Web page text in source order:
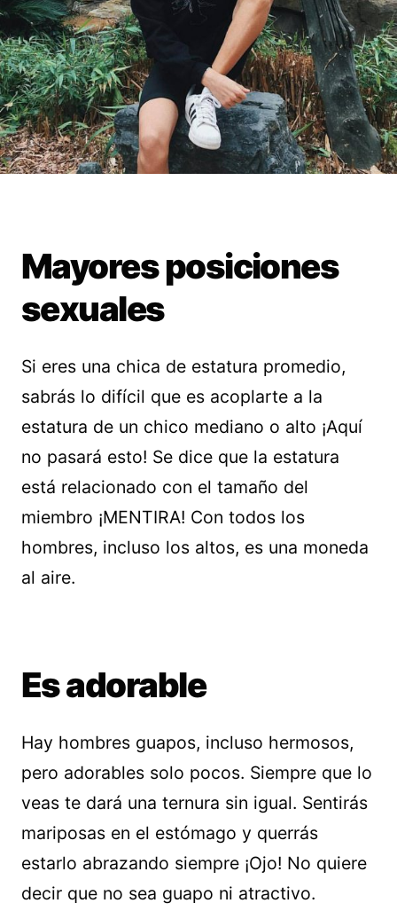
Mayores posiciones
sexuales
Si eres una chica de estatura promedio,
sabrás lo difícil que es acoplarte a la
estatura de un chico mediano o alto ¡Aquí
no pasará esto! Se dice que la estatura
está relacionado con el tamaño del
miembro ¡MENTIRA! Con todos los
hombres, incluso los altos, es una moneda
al aire.
Es adorable
Hay hombres guapos, incluso hermosos,
pero adorables solo pocos. Siempre que lo
veas te dará una ternura sin igual. Sentirás
mariposas en el estómago y querrás
estarlo abrazando siempre ¡Ojo! No quiere
decir que no sea guapo ni atractivo.